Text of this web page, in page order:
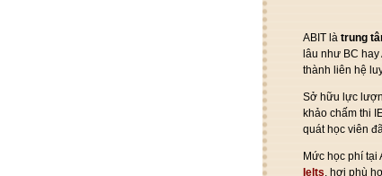
ABIT là trung
lâu như BC
thành liên hệ
Sở hữu lực
khảo chấm thi
quát học viên
Mức học phí tại
Ielts, hơi phù